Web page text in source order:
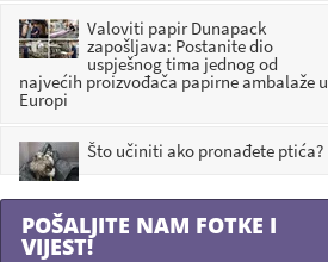
Valoviti papir Dunapack
zapošljava: Postanite dio
uspješnog tima jednog od
najvećih proizvođača papirne ambalaže u
Europi
Što učiniti ako pronađete ptića?
POŠALJITE NAM FOTKE I
VIJEST!